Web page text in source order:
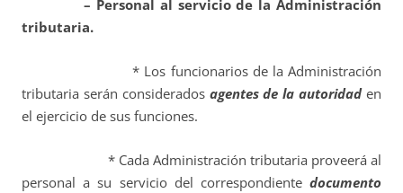
– Personal al servicio de la Administración
tributaria.
* Los funcionarios de la Administración
tributaria serán considerados agentes de la autoridaden
el ejercicio de sus funciones.
* Cada Administración tributaria proveerá al
personal a su servicio del correspondiente documento